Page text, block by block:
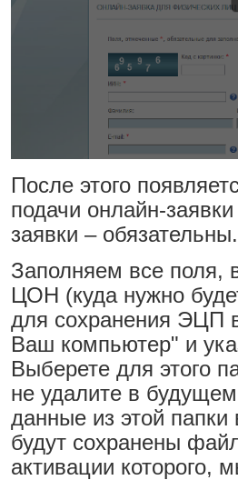
После этого
подачи онлайн-
заявки – обязательны.
Заполняем все
ЦОН (куда нужно
для сохранения ЭЦП
Ваш компьютер" и
Выберете для этого
не удалите в
данные из этой
будут сохранены
активации которого,